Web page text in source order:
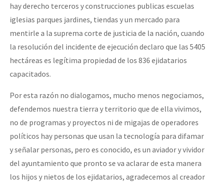
hay derecho terceros y construcciones publicas escuelas
iglesias parques jardines, tiendas y un mercado para
mentirle a la suprema corte de justicia de la nación, cuando
la resolución del incidente de ejecución declaro que las 5405
hectáreas es legítima propiedad de los 836 ejidatarios
capacitados.
Por esta razón no dialogamos, mucho menos negociamos,
defendemos nuestra tierra y territorio que de ella vivimos,
no de programas y proyectos ni de migajas de operadores
políticos hay personas que usan la tecnología para difamar
y señalar personas, pero es conocido, es un aviador y vividor
del ayuntamiento que pronto se va aclarar de esta manera
los hijos y nietos de los ejidatarios, agradecemos al creador